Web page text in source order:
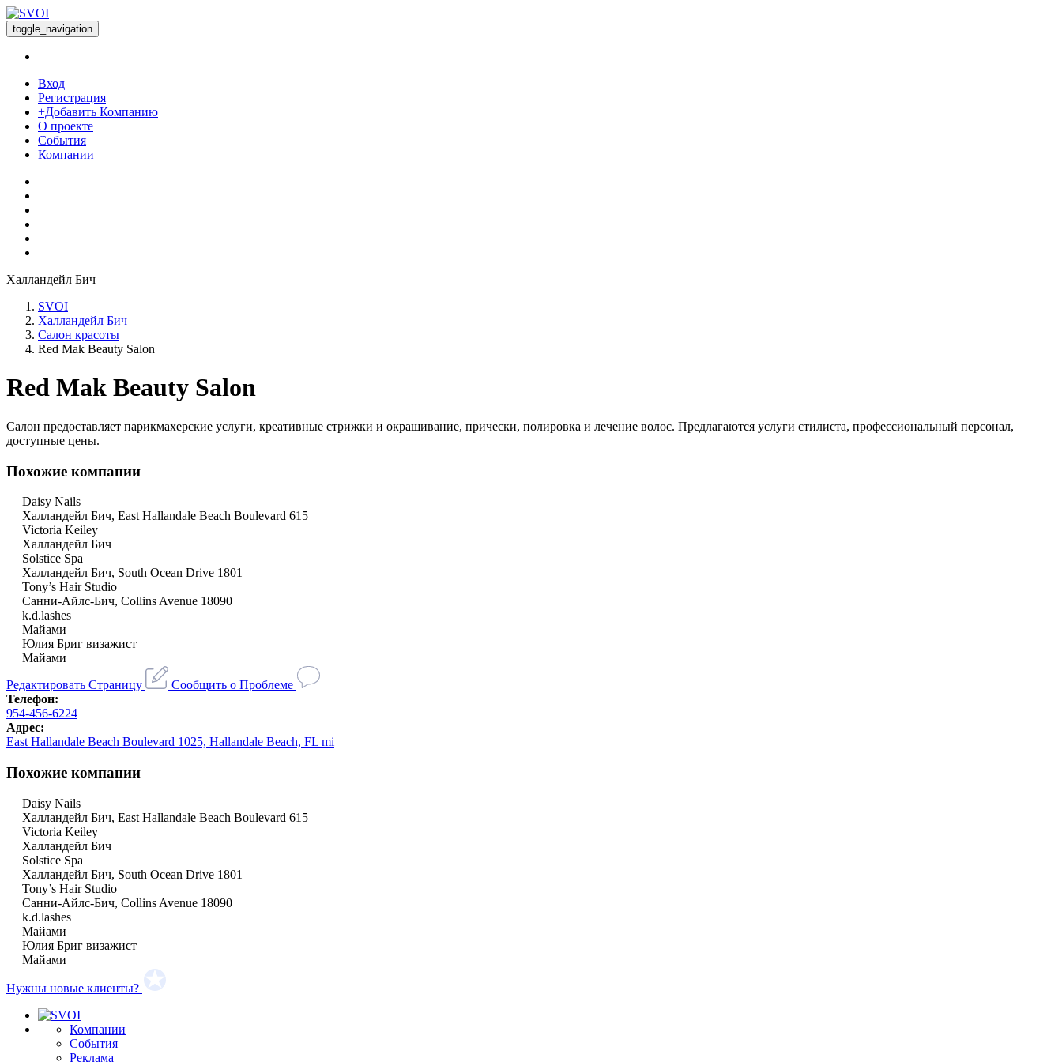
toggle_navigation
Вход
Регистрация
+Добавить Компанию
О проекте
События
Компании
Халландейл Бич
SVOI
Халландейл Бич
Салон красоты
Red Mak Beauty Salon
Red Mak Beauty Salon
Салон предоставляет парикмахерские услуги, креативные стрижки и окрашивание, прически, полировка и лечение волос. Предлагаются услуги стилиста, профессиональный персонал,
доступные цены.
Похожие компании
Daisy Nails
Халландейл Бич, East Hallandale Beach Boulevard 615
Victoria Keiley
Халландейл Бич
Solstice Spa
Халландейл Бич, South Ocean Drive 1801
Tony’s Hair Studio
Санни-Айлс-Бич, Collins Avenue 18090
k.d.lashes
Майами
Юлия Бриг визажист
Майами
Редактировать Страницу
Сообщить о Проблеме
Телефон:
954-456-6224
Адрес:
East Hallandale Beach Boulevard 1025, Hallandale Beach, FL mi
Похожие компании
Daisy Nails
Халландейл Бич, East Hallandale Beach Boulevard 615
Victoria Keiley
Халландейл Бич
Solstice Spa
Халландейл Бич, South Ocean Drive 1801
Tony’s Hair Studio
Санни-Айлс-Бич, Collins Avenue 18090
k.d.lashes
Майами
Юлия Бриг визажист
Майами
Нужны новые клиенты?
Компании
События
Реклама